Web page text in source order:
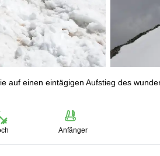
auf einen eintägigen Aufstieg des
Anfänger